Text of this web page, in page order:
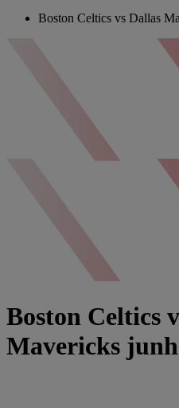
Boston Celtics vs Dallas
Boston Celtics
Mavericks